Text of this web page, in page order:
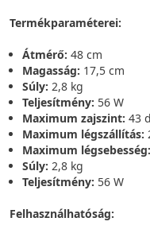
Termékparaméterei:
Átmérő: 48 cm
Magasság: 17,5 cm
Súly: 2,8 kg
Teljesítmény: 56 W
Maximum zajszint: 43
Maximum légszállítás:
Maximum légsebesség:
Súly: 2,8 kg
Teljesítmény: 56 W
Felhasználhatóság: